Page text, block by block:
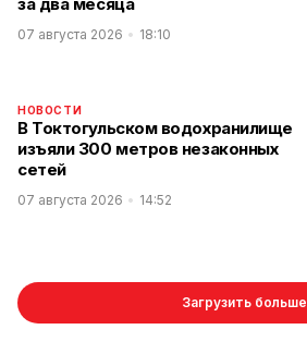
07 августа 2026 18:10
НОВОСТИ
В Токтогульском водохранилище
изъяли 300 метров незаконных
сетей
07 августа 2026 14:52
Загрузить больше